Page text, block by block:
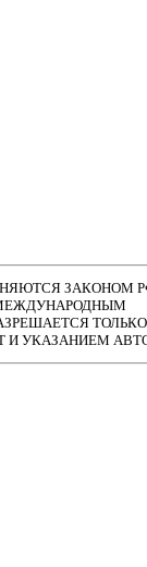
ЗАКОНОМ
УКАЗАНИЕМ